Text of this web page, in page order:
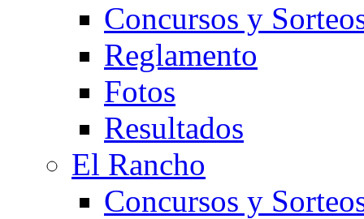
Concursos y
Reglamento
Fotos
Resultados
El Rancho
Concursos y